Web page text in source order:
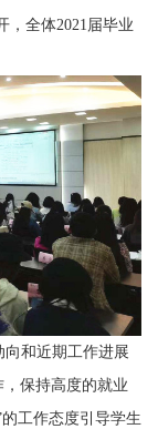
，全体2021届毕业
和近期工作进展
保持高度的就业
工作态度引导学生